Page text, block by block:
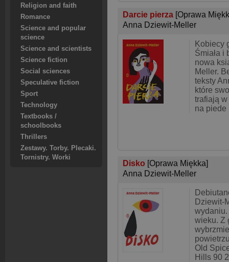
Religion and faith
Romance
Science and popular
science
Science and scientists
Science fiction
Social sciences
Speculative fiction
Sport
Technology
Textbooks /
schoolbooks
Thrillers
Zestawy. Torby. Plecaki.
Tornistry. Worki
Darcie pierza [Oprawa
Anna Dziewit-Meller
Kobiecy
Śmiała i
nowa
Meller.
teksty
które
trafiają
na piede
Disko [Oprawa Miękka]
Anna Dziewit-Meller
Dziewit-
wieku. Z
Old
Hills 90